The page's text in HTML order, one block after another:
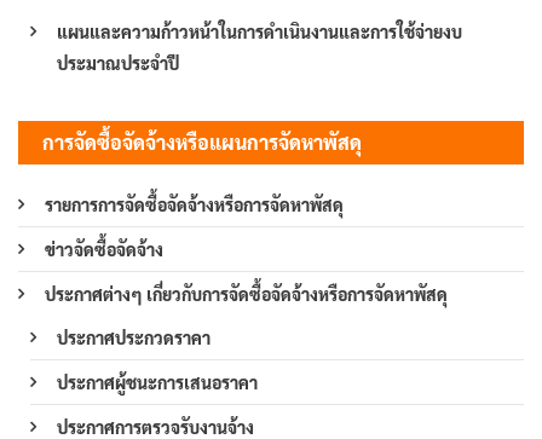
แผนและความก้าวหน้าในการดำเนินงานและการใช้จ่ายงบ
ประมาณประจำปี
การจัดซื้อจัดจ้างหรือแผนการจัดหาพัสดุ
รายการการจัดซื้อจัดจ้างหรือการจัดหาพัสดุ
ข่าวจัดซื้อจัดจ้าง
ประกาศต่างๆ เกี่ยวกับการจัดซื้อจัดจ้างหรือการจัดหาพัสดุ
ประกาศประกวดราคา
ประกาศผู้ชนะการเสนอราคา
ประกาศการตรวจรับงานจ้าง